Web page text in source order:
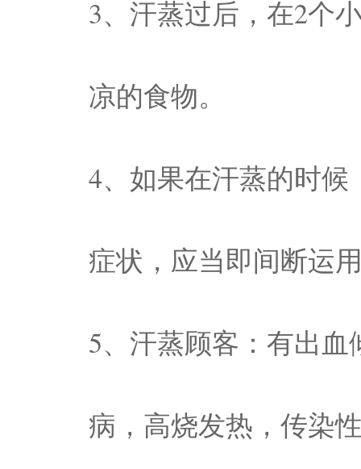
3、汗蒸过后，在2个
凉的食物。
4、如果在汗蒸的时
症状，应当即间断运
5、汗蒸顾客：有出
病，高烧发热，传染